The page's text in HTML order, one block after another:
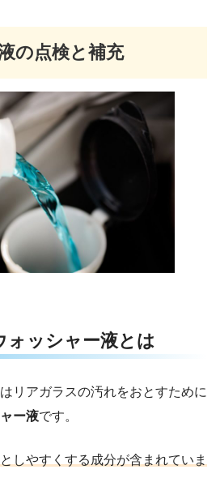
の点検と補充
ォッシャー液とは
リアガラスの汚れをおとすために
ー液です。
しやすくする成分が含まれていま